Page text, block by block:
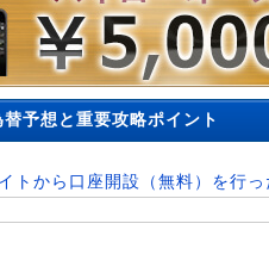
予想と重要攻略ポイント
トから口座開設（無料）を行っ